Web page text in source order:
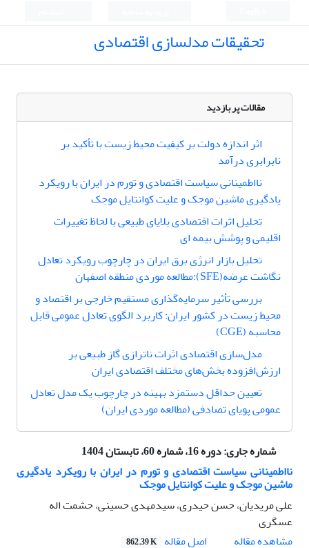
تحقیقات مدلسازی اقتصادی
مقالات پر بازدید
اثر اندازه دولت بر کیفیت محیط زیست با تأکید بر
نابرابری درآمد
نااطمینانی سیاست اقتصادی و تورم در ایران با رویکرد
یادگیری ماشین موجک و علیت کوانتایل موجک
تحلیل اثرات اقتصادی بلایای طبیعی با لحاظ تغییرات
اقلیمی و پوشش بیمه‎ ای
تحلیل بازار انرژی برق ایران در چارچوب رویکرد تعادل
نگاشت عرضه(SFE):مطالعه موردی منطقه اصفهان
بررسی تأثیر سرمایه‌گذاری مستقیم خارجی بر اقتصاد و
محیط زیست در کشور ایران: کاربرد الگوی تعادل عمومی قابل
محاسبه (CGE)
مدل‌سازی اقتصادی اثرات ناترازی گاز طبیعی بر
ارزش‌افزوده بخش‌های مختلف اقتصادی ایران
تعیین حداقل دستمزد بهینه در چارچوب یک مدل تعادل
عمومی پویای تصادفی (مطالعه موردی ایران)
شماره جاری:دوره 16، شماره 60، تابستان 1404
نااطمینانی سیاست اقتصادی و تورم در ایران با رویکرد یادگیری
ماشین موجک و علیت کوانتایل موجک
علی مریدیان، حسن حیدری، سیدمهدی حسینی، حشمت اله
عسگری
مشاهده مقاله
اصل مقاله 862.39 K